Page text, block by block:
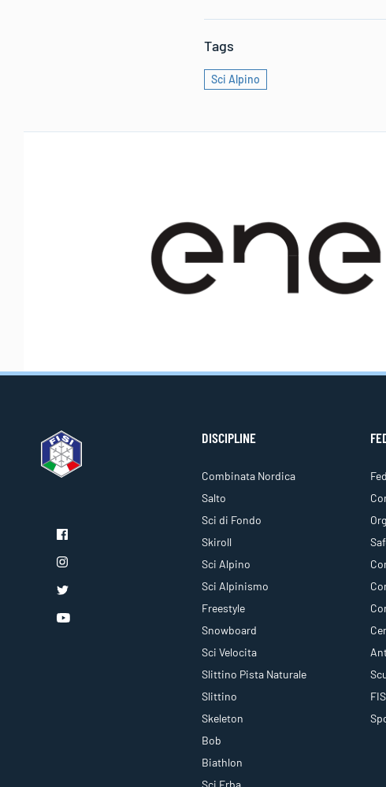
Tags
Sci Alpino
DISCIPLINE
Combinata Nordica
Salto
Sci di Fondo
Skiroll
Sci Alpino
Sci Alpinismo
Freestyle
Snowboard
Sci Velocita
Slittino Pista Naturale
Slittino
Skeleton
Bob
Biathlon